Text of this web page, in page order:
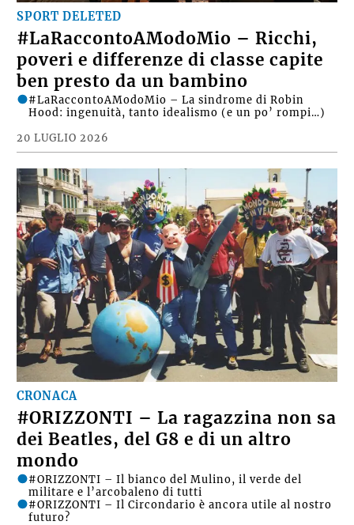
SPORT DELETED
#LaRaccontoAModoMio – Ricchi,
poveri e differenze di classe capite
ben presto da un bambino
20 LUGLIO 2026
#LaRaccontoAModoMio – La sindrome di Robin
Hood: ingenuità, tanto idealismo (e un po’ rompi…)
CRONACA
#ORIZZONTI – La ragazzina non sa
dei Beatles, del G8 e di un altro
mondo
#ORIZZONTI – Il bianco del Mulino, il verde del
militare e l’arcobaleno di tutti
#ORIZZONTI – Il Circondario è ancora utile al nostro
futuro?